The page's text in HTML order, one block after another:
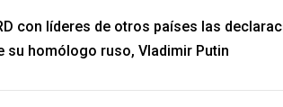
con líderes de otros países las
su homólogo ruso, Vladimir Putin